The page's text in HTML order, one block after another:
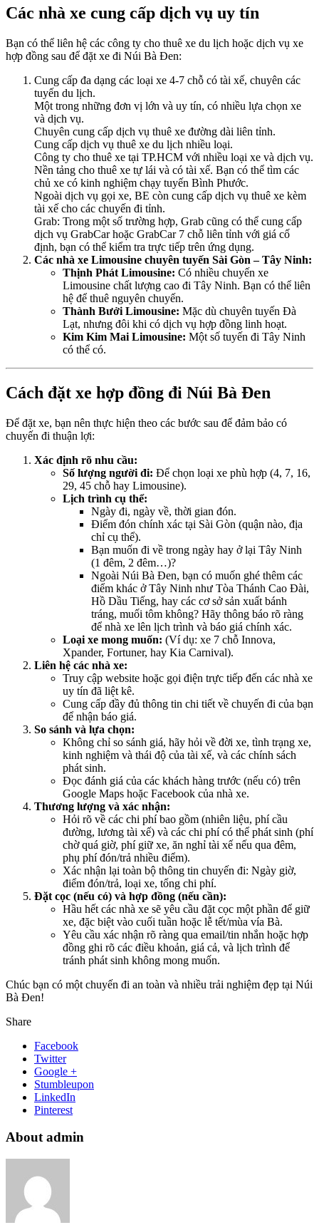
Các nhà xe cung cấp dịch vụ uy tín
Bạn có thể liên hệ các công ty cho thuê xe du lịch hoặc dịch vụ xe
hợp đồng sau để đặt xe đi Núi Bà Đen:
Cung cấp đa dạng các loại xe 4-7 chỗ có tài xế, chuyên các
tuyến du lịch.
Một trong những đơn vị lớn và uy tín, có nhiều lựa chọn xe
và dịch vụ.
Chuyên cung cấp dịch vụ thuê xe đường dài liên tỉnh.
Cung cấp dịch vụ thuê xe du lịch nhiều loại.
Công ty cho thuê xe tại TP.HCM với nhiều loại xe và dịch vụ.
Nền tảng cho thuê xe tự lái và có tài xế. Bạn có thể tìm các
chủ xe có kinh nghiệm chạy tuyến Bình Phước.
Ngoài dịch vụ gọi xe, BE còn cung cấp dịch vụ thuê xe kèm
tài xế cho các chuyến đi tỉnh.
Grab: Trong một số trường hợp, Grab cũng có thể cung cấp
dịch vụ GrabCar hoặc GrabCar 7 chỗ liên tỉnh với giá cố
định, bạn có thể kiểm tra trực tiếp trên ứng dụng.
Các nhà xe Limousine chuyên tuyến Sài Gòn – Tây Ninh:
Thịnh Phát Limousine: Có nhiều chuyến xe
Limousine chất lượng cao đi Tây Ninh. Bạn có thể liên
hệ để thuê nguyên chuyến.
Thành Bưởi Limousine: Mặc dù chuyên tuyến Đà
Lạt, nhưng đôi khi có dịch vụ hợp đồng linh hoạt.
Kim Kim Mai Limousine: Một số tuyến đi Tây Ninh
có thể có.
Cách đặt xe hợp đồng đi Núi Bà Đen
Để đặt xe, bạn nên thực hiện theo các bước sau để đảm bảo có
chuyến đi thuận lợi:
Xác định rõ nhu cầu:
Số lượng người đi: Để chọn loại xe phù hợp (4, 7, 16,
29, 45 chỗ hay Limousine).
Lịch trình cụ thể:
Ngày đi, ngày về, thời gian đón.
Điểm đón chính xác tại Sài Gòn (quận nào, địa
chỉ cụ thể).
Bạn muốn đi về trong ngày hay ở lại Tây Ninh
(1 đêm, 2 đêm…)?
Ngoài Núi Bà Đen, bạn có muốn ghé thêm các
điểm khác ở Tây Ninh như Tòa Thánh Cao Đài,
Hồ Dầu Tiếng, hay các cơ sở sản xuất bánh
tráng, muối tôm không? Hãy thông báo rõ ràng
để nhà xe lên lịch trình và báo giá chính xác.
Loại xe mong muốn: (Ví dụ: xe 7 chỗ Innova,
Xpander, Fortuner, hay Kia Carnival).
Liên hệ các nhà xe:
Truy cập website hoặc gọi điện trực tiếp đến các nhà xe
uy tín đã liệt kê.
Cung cấp đầy đủ thông tin chi tiết về chuyến đi của bạn
để nhận báo giá.
So sánh và lựa chọn:
Không chỉ so sánh giá, hãy hỏi về đời xe, tình trạng xe,
kinh nghiệm và thái độ của tài xế, và các chính sách
phát sinh.
Đọc đánh giá của các khách hàng trước (nếu có) trên
Google Maps hoặc Facebook của nhà xe.
Thương lượng và xác nhận:
Hỏi rõ về các chi phí bao gồm (nhiên liệu, phí cầu
đường, lương tài xế) và các chi phí có thể phát sinh (phí
chờ quá giờ, phí giữ xe, ăn nghỉ tài xế nếu qua đêm,
phụ phí đón/trả nhiều điểm).
Xác nhận lại toàn bộ thông tin chuyến đi: Ngày giờ,
điểm đón/trả, loại xe, tổng chi phí.
Đặt cọc (nếu có) và hợp đồng (nếu cần):
Hầu hết các nhà xe sẽ yêu cầu đặt cọc một phần để giữ
xe, đặc biệt vào cuối tuần hoặc lễ tết/mùa vía Bà.
Yêu cầu xác nhận rõ ràng qua email/tin nhắn hoặc hợp
đồng ghi rõ các điều khoản, giá cả, và lịch trình để
tránh phát sinh không mong muốn.
Chúc bạn có một chuyến đi an toàn và nhiều trải nghiệm đẹp tại Núi
Bà Đen!
Share
Facebook
Twitter
Google +
Stumbleupon
LinkedIn
Pinterest
About admin